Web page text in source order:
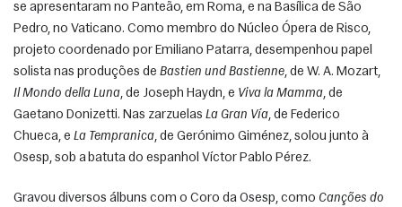
se apresentaram no Panteão, em Roma, e na Basílica de São
Pedro, no Vaticano. Como membro do Núcleo Ópera de Risco,
projeto coordenado por Emiliano Patarra, desempenhou papel
solista nas produções de Bastien und Bastienne
Il Mondo della Luna, de Joseph Haydn, e Viva la Mamma, de
Gaetano Donizetti. Nas zarzuelas La Gran Vía, de Federico
Chueca, e La Tempranica, de Gerónimo Giménez, solou junto à
Osesp, sob a batuta do espanhol Víctor Pablo Pérez.
Gravou diversos álbuns com o Coro da Osesp, como Canções do